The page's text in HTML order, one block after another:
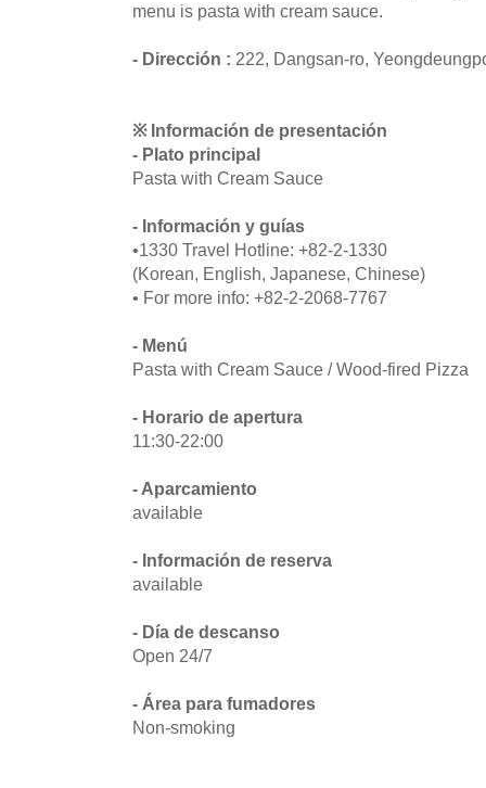
menu is pasta with cream sauce.
- Dirección : 222, Dangsan-ro,
※ Información de presentación
- Plato principal
Pasta with Cream Sauce
- Información y guías
•1330 Travel Hotline: +82-2-1330
(Korean, English, Japanese, Chinese)
• For more info: +82-2-2068-7767
- Menú
Pasta with Cream Sauce / Wood-fired Pizza
- Horario de apertura
11:30-22:00
- Aparcamiento
available
- Información de reserva
available
- Día de descanso
Open 24/7
- Área para fumadores
Non-smoking